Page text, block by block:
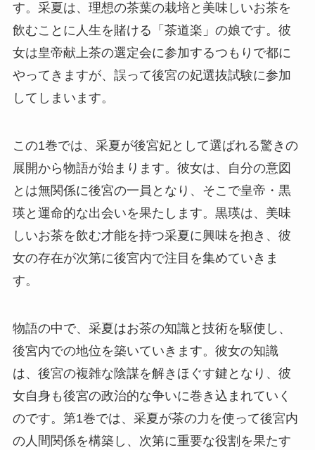
す。采夏は、理想の茶葉の栽培と美味しいお茶を
飲むことに人生を賭ける「茶道楽」の娘です。彼
女は皇帝献上茶の選定会に参加するつもりで都に
やってきますが、誤って後宮の妃選抜試験に参加
してしまいます。
この1巻では、采夏が後宮妃として選ばれる驚きの
展開から物語が始まります。彼女は、自分の意図
とは無関係に後宮の一員となり、そこで皇帝・黒
瑛と運命的な出会いを果たします。黒瑛は、美味
しいお茶を飲む才能を持つ采夏に興味を抱き、彼
女の存在が次第に後宮内で注目を集めていきま
す。
物語の中で、采夏はお茶の知識と技術を駆使し、
後宮内での地位を築いていきます。彼女の知識
は、後宮の複雑な陰謀を解きほぐす鍵となり、彼
女自身も後宮の政治的な争いに巻き込まれていく
のです。第1巻では、采夏が茶の力を使って後宮内
の人間関係を構築し、次第に重要な役割を果たす